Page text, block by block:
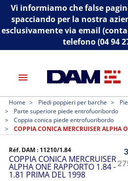
Vi informiamo che false
spacciando per la nostra
esclusivamente via email
telefono (04 94
menu
Home Piedi poppieri per barche
Parte superiore piede entrofuoribordo
Coppia conica piede entrofuoribordo
COPPIA CONICA MERCRUISER ALPHA
Réf. DAM : 11210/1.84
COPPIA CONICA MERCRUISER
ALPHA ONE RAPPORTO 1.84 -
1.81 PRIMA DEL 1998